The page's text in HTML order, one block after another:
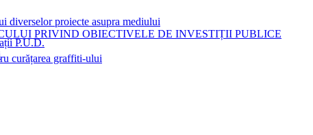
P.U.D.
diverselor proiecte asupra mediului
PRIVIND OBIECTIVELE DE INVESTIȚII PUBLICE
curățarea graffiti-ului